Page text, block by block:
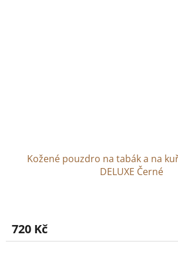
Kožené pouzdro na tabák a na
DELUXE Černé
720 Kč